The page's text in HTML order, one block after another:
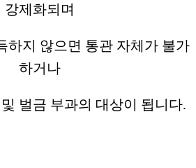
강제화되며
하지 않으면 통관 자체가 불가
하거나
벌금 부과의 대상이 됩니다.